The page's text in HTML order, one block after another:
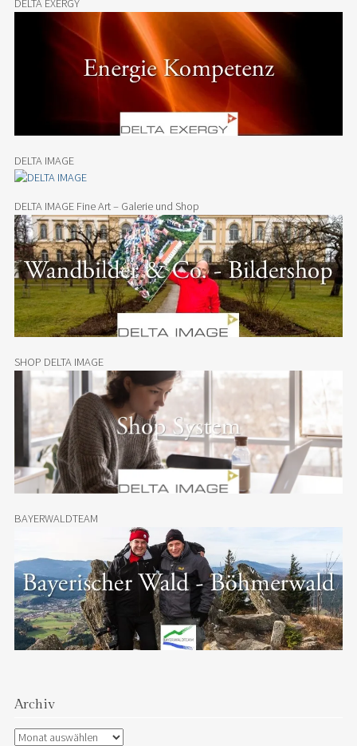
DELTA EXERGY
DELTA IMAGE
DELTA IMAGE Fine Art – Galerie und Shop
SHOP DELTA IMAGE
BAYERWALDTEAM
Archiv
Archiv